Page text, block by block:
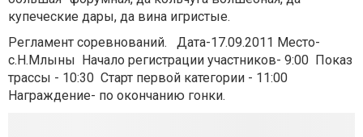
купеческие дары, да вина игристые.
Регламент соревнований. Дата-17.09.2011 Место-
с.Н.Млыны Начало регистрации участников- 9:00 Показ
трассы - 10:30 Старт первой категории - 11:00
Награждение- по окончанию гонки.